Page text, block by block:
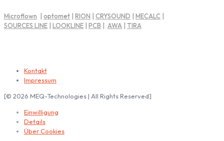
Microflown optomet RION CRYSOUND MECALC
SOURCES LINE
LOOKLINE PCB AWA TIRA
Kontakt
Impressum
[© 2026 MEQ-Technologies | All Rights Reserved]
Einwilligung
Details
Über Cookies